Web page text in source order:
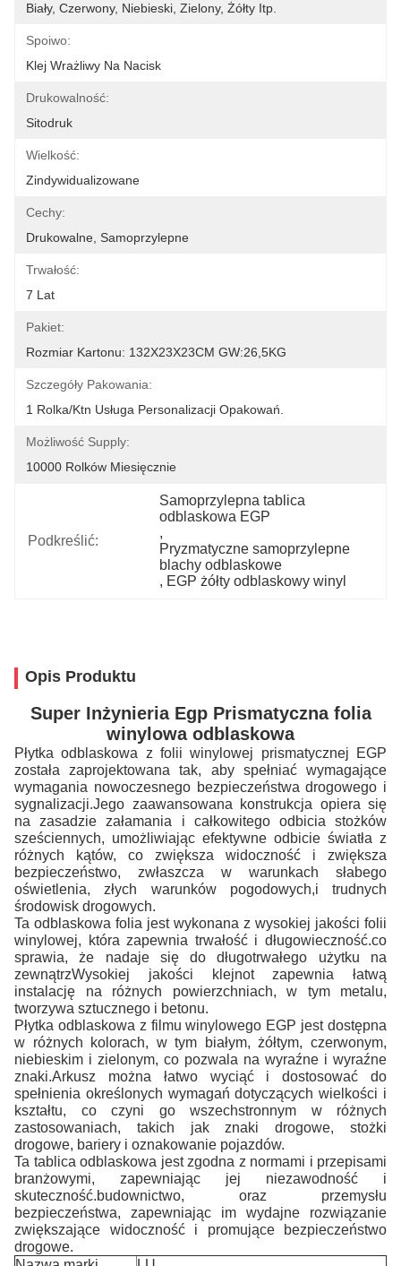
Biały, Czerwony, Niebieski, Zielony, Żółty Itp.
Spoiwo:
Klej Wrażliwy Na Nacisk
Drukowalność:
Sitodruk
Wielkość:
Zindywidualizowane
Cechy:
Drukowalne, Samoprzylepne
Trwałość:
7 Lat
Pakiet:
Rozmiar Kartonu: 132X23X23CM GW:26,5KG
Szczegóły Pakowania:
1 Rolka/ktn Usługa Personalizacji Opakowań.
Możliwość Supply:
10000 Rolków Miesięcznie
Podkreślić:
Samoprzylepna tablica
odblaskowa EGP
,
Pryzmatyczne samoprzylepne
blachy odblaskowe
, EGP żółty odblaskowy winyl
Opis Produktu
Super Inżynieria Egp Prismatyczna folia
winylowa odblaskowa
Płytka odblaskowa z folii winylowej prismatycznej EGP
została zaprojektowana tak, aby spełniać wymagające
wymagania nowoczesnego bezpieczeństwa drogowego i
sygnalizacji.Jego zaawansowana konstrukcja opiera się
na zasadzie załamania i całkowitego odbicia stożków
sześciennych, umożliwiając efektywne odbicie światła z
różnych kątów, co zwiększa widoczność i zwiększa
bezpieczeństwo, zwłaszcza w warunkach słabego
oświetlenia, złych warunków pogodowych,i trudnych
środowisk drogowych.
Ta odblaskowa folia jest wykonana z wysokiej jakości folii
winylowej, która zapewnia trwałość i długowieczność.co
sprawia, że nadaje się do długotrwałego użytku na
zewnątrzWysokiej jakości klejnot zapewnia łatwą
instalację na różnych powierzchniach, w tym metalu,
tworzywa sztucznego i betonu.
Płytka odblaskowa z filmu winylowego EGP jest dostępna
w różnych kolorach, w tym białym, żółtym, czerwonym,
niebieskim i zielonym, co pozwala na wyraźne i wyraźne
znaki.Arkusz można łatwo wyciąć i dostosować do
spełnienia określonych wymagań dotyczących wielkości i
kształtu, co czyni go wszechstronnym w różnych
zastosowaniach, takich jak znaki drogowe, stożki
drogowe, bariery i oznakowanie pojazdów.
Ta tablica odblaskowa jest zgodna z normami i przepisami
branżowymi, zapewniając jej niezawodność i
skuteczność.budownictwo, oraz przemysłu
bezpieczeństwa, zapewniając im wydajne rozwiązanie
zwiększające widoczność i promujące bezpieczeństwo
drogowe.